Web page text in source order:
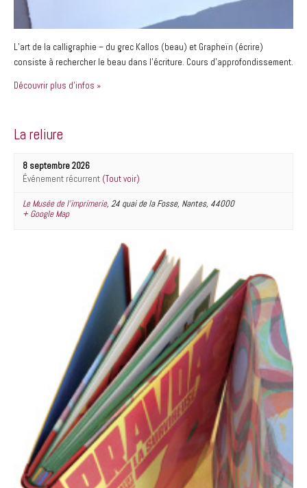
L’art de la calligraphie – du grec Kallos (beau) et Grapheïn (écrire)
consiste à rechercher le beau dans l’écriture. Cours d’approfondissement.
Découvrir plus d'infos »
La reliure
8 septembre 2026
Événement récurrent (Tout voir)
Le Musée de l’imprimerie, 24 quai de la Fosse, Nantes, 44000
+ Google Map